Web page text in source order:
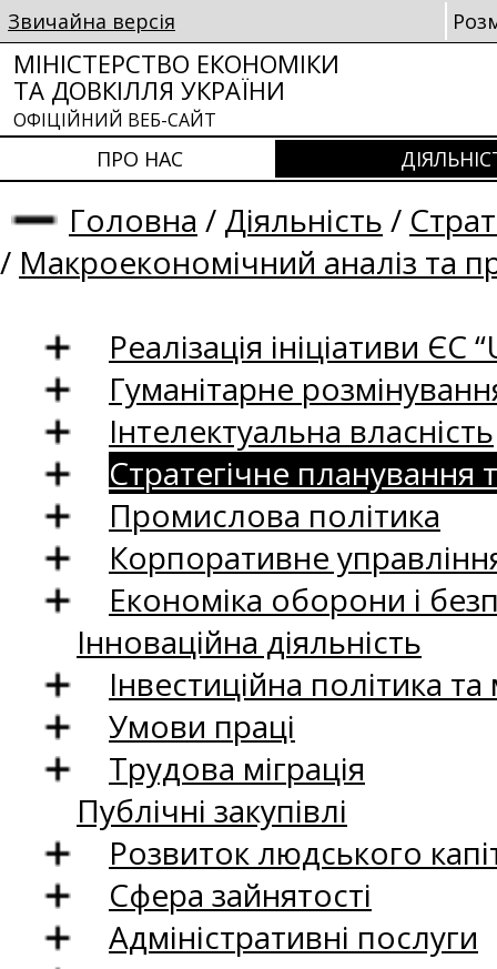
Звичайна версія
МІНІСТЕРСТВО ЕКОНОМІКИ
ТА ДОВКІЛЛЯ УКРАЇНИ
ОФІЦІЙНИЙ ВЕБ-САЙТ
ПРО НАС
Головна / Діяльність /
/ Макроекономічний аналіз та
Реалізація ініціативи ЄС
Гуманітарне
Інтелектуальна власність
Стратегічне
Промислова політика
Корпоративне
Економіка оборони і
Інноваційна діяльність
Інвестиційна політика
Умови праці
Трудова міграція
Публічні закупівлі
Розвиток людського
Сфера зайнятості
Адміністративні послуги